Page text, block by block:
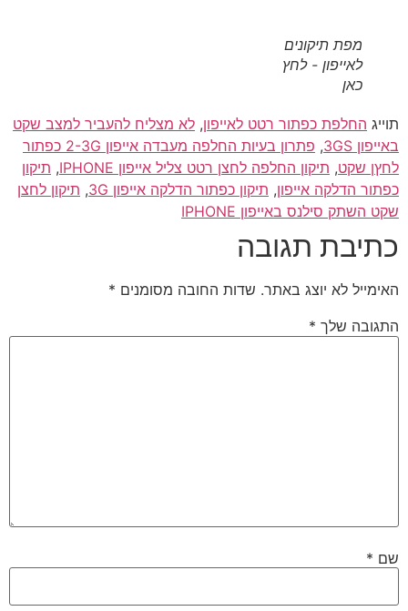
מפת תיקונים
לאייפון - לחץ
כאן
תוייג החלפת כפתור רטט לאייפון, לא מצליח להעביר למצב שקט
באייפון 3GS
,
פתרון בעיות החלפה מעבדה אייפון 2-3G כפתור
לחץן שקט, תיקון החלפה לחצן רטט צליל אייפון IPHONE , תיקון
כפתור הדלקה אייפון, תיקון כפתור הדלקה אייפון 3G , תיקון לחצן
שקט השתק סילנס באייפון IPHONE
כתיבת תגובה
האימייל לא יוצג באתר. שדות החובה מסומנים *
התגובה שלך *
שם *